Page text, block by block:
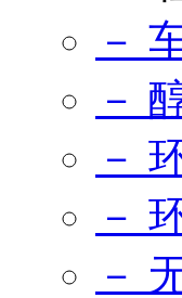
－
－
－
－
－